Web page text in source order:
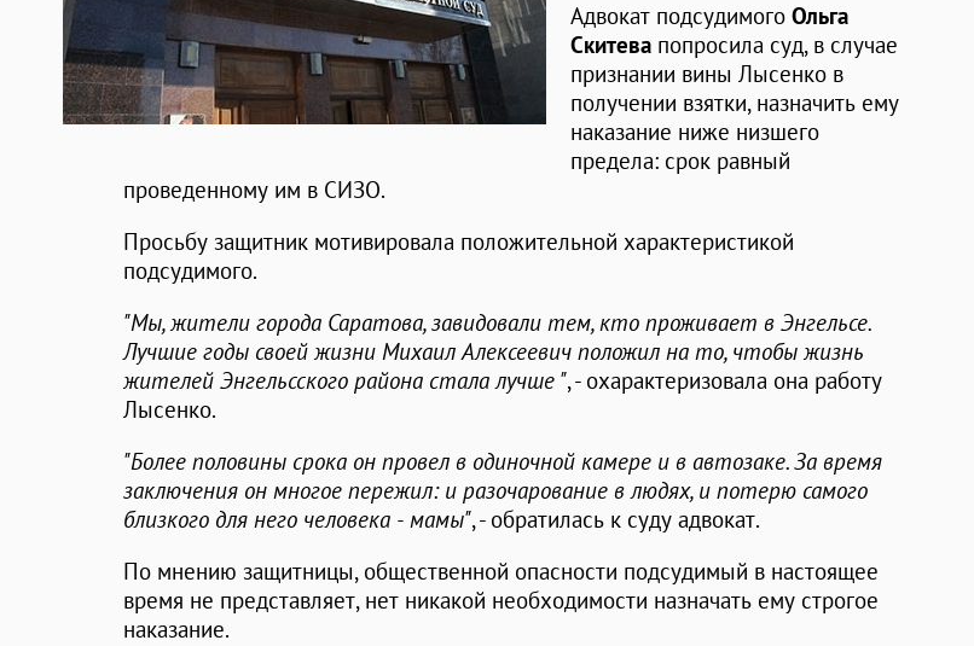
Адвокат подсудимого Ольга
Скитева попросила суд, в случае
признании вины Лысенко в
получении взятки, назначить ему
наказание ниже низшего
предела: срок равный
проведенному им в СИЗО.
Просьбу защитник мотивировала положительной характеристикой
подсудимого.
"Мы, жители города Саратова, завидовали тем, кто проживает в Энгельсе.
Лучшие годы своей жизни Михаил Алексеевич положил на то, чтобы жизнь
жителей Энгельсского района стала лучше ", - охарактеризовала она работу
Лысенко.
"Более половины срока он провел в одиночной камере и в автозаке. За время
заключения он многое пережил: и разочарование в людях, и потерю самого
близкого для него человека - мамы", - обратилась к суду адвокат.
По мнению защитницы, общественной опасности подсудимый в настоящее
время не представляет, нет никакой необходимости назначать ему строгое
наказание.